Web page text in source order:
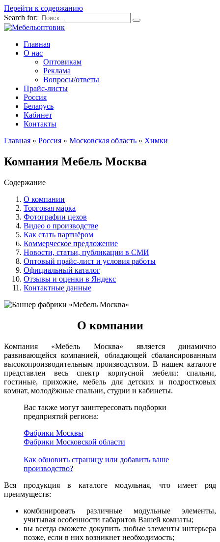
Перейти к содержанию
Search for:
Главная
О нас
Оптовикам
Реклама
Вопросы/ответы
Прайс-листы
Россия
Беларусь
Кабинет
Контакты
Главная » Россия » Московская область » Химки
Компания Мебель Москва
Содержание
О компании
Торговая марка
Фотографии цехов
Видео о производстве
Как стать партнёром
Коммерческое предложение
Новости, статьи, публикации в СМИ
Оптовый прайс-лист и условия работы
Официальный каталог
Отзывы и оценки в Яндекс
Контактные данные
О компании
Компания «Мебель Москва» является динамично
развивающейся компанией, обладающей сбалансированным
высокопроизводительным производством. В нашем каталоге
представлен весь спектр корпусной мебели: спальни,
гостиные, прихожие, мебель для детских и подростковых
комнат, молодёжные спальни, студии и кабинеты.
Вас также могут заинтересовать подборки
предприятий региона:
Фабрики Москвы
Фабрики Московской области
Как обновить страницу или добавить ваше
производство?
Вся продукция в каталоге модульная, что имеет ряд
преимуществ:
комбинировать различные модульные элементы,
учитывая особенности габаритов Вашей комнаты;
вы всегда сможете докупить любые элементы интерьера
позже, если в них возникнет необходимость;